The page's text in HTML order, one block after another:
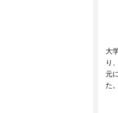
大
り
元
た